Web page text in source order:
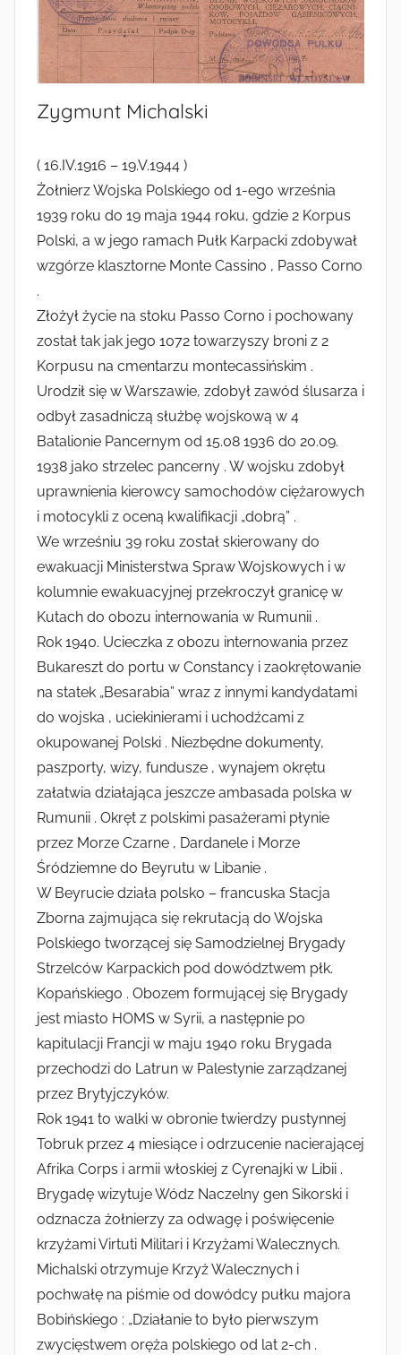
Zygmunt Michalski
( 16.IV.1916 – 19.V.1944 )
Żołnierz Wojska Polskiego od 1-ego września
1939 roku do 19 maja 1944 roku, gdzie 2 Korpus
Polski, a w jego ramach Pułk Karpacki zdobywał
wzgórze klasztorne Monte Cassino , Passo Corno
.
Złożył życie na stoku Passo Corno i pochowany
został tak jak jego 1072 towarzyszy broni z 2
Korpusu na cmentarzu montecassińskim .
Urodził się w Warszawie, zdobył zawód ślusarza i
odbył zasadniczą służbę wojskową w 4
Batalionie Pancernym od 15.08 1936 do 20.09.
1938 jako strzelec pancerny . W wojsku zdobył
uprawnienia kierowcy samochodów ciężarowych
i motocykli z oceną kwalifikacji „dobrą” .
We wrześniu 39 roku został skierowany do
ewakuacji Ministerstwa Spraw Wojskowych i w
kolumnie ewakuacyjnej przekroczył granicę w
Kutach do obozu internowania w Rumunii .
Rok 1940. Ucieczka z obozu internowania przez
Bukareszt do portu w Constancy i zaokrętowanie
na statek „Besarabia” wraz z innymi kandydatami
do wojska , uciekinierami i uchodźcami z
okupowanej Polski . Niezbędne dokumenty,
paszporty, wizy, fundusze , wynajem okrętu
załatwia działająca jeszcze ambasada polska w
Rumunii . Okręt z polskimi pasażerami płynie
przez Morze Czarne , Dardanele i Morze
Śródziemne do Beyrutu w Libanie .
W Beyrucie działa polsko – francuska Stacja
Zborna zajmująca się rekrutacją do Wojska
Polskiego tworzącej się Samodzielnej Brygady
Strzelców Karpackich pod dowództwem płk.
Kopańskiego . Obozem formującej się Brygady
jest miasto HOMS w Syrii, a następnie po
kapitulacji Francji w maju 1940 roku Brygada
przechodzi do Latrun w Palestynie zarządzanej
przez Brytyjczyków.
Rok 1941 to walki w obronie twierdzy pustynnej
Tobruk przez 4 miesiące i odrzucenie nacierającej
Afrika Corps i armii włoskiej z Cyrenajki w Libii .
Brygadę wizytuje Wódz Naczelny gen Sikorski i
odznacza żołnierzy za odwagę i poświęcenie
krzyżami Virtuti Militari i Krzyżami Walecznych.
Michalski otrzymuje Krzyż Walecznych i
pochwałę na piśmie od dowódcy pułku majora
Bobińskiego : „Działanie to było pierwszym
zwycięstwem oręża polskiego od lat 2-ch .